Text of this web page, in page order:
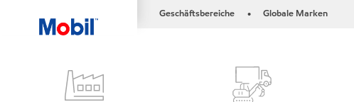
Geschäftsbereiche • Globale Marken